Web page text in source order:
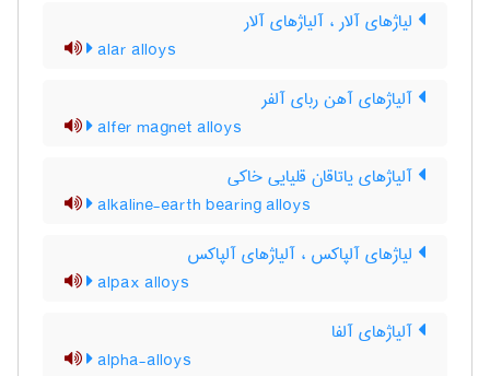
لیاژهای آلار ، آلیاژهای آلار
alar alloys
آلیاژهای آهن ربای آلفر
alfer magnet alloys
آلیاژهای یاتاقان قلیایی خاکی
alkaline-earth bearing alloys
لیاژهای آلپاکس ، آلیاژهای آلپاکس
alpax alloys
آلیاژهای آلفا
alpha-alloys